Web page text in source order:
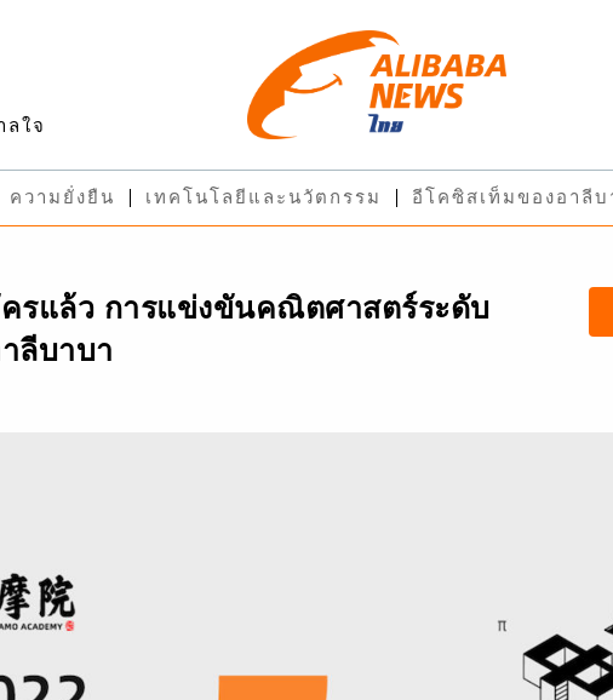
ลใจ
ความยั่งยืน เทคโนโลยีและนวัตกรรม อีโคซิสเท็มของอาลีบ
รแล้ว การแข่งขันคณิตศาสตร์ระดับ
ลีบาบา